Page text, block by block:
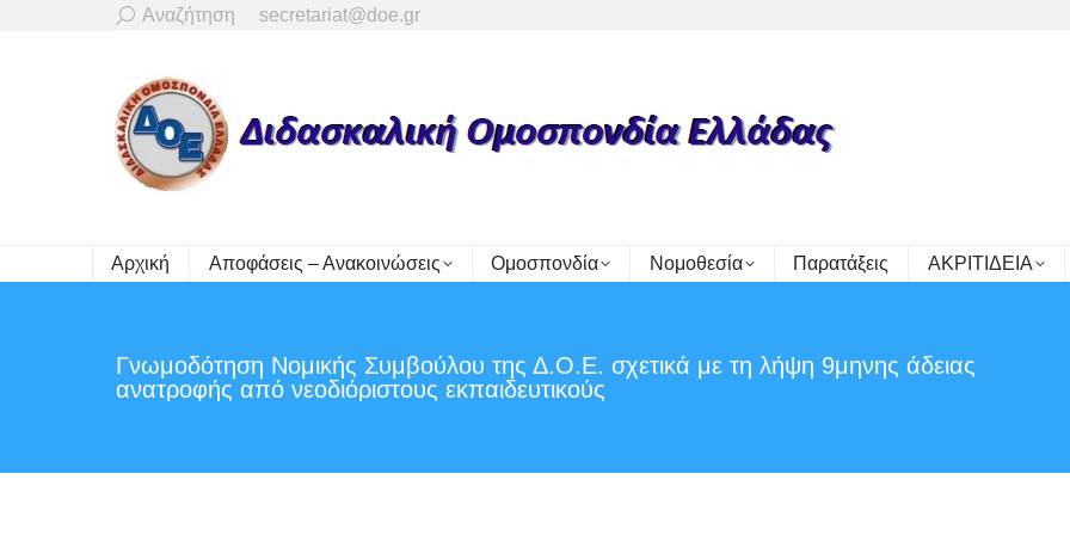
Search:
Αναζήτηση secretariat@doe.gr
Αρχική Αποφάσεις – Ανακοινώσεις Ομοσπονδία Νομοθεσία Παρατάξεις ΑΚΡΙΤΙΔΕΙΑ
Γνωμοδότηση Νομικής Συμβούλου της Δ.Ο.Ε. σχετικά με τη λήψη 9μηνης άδειας
ανατροφής από νεοδιόριστους εκπαιδευτικούς